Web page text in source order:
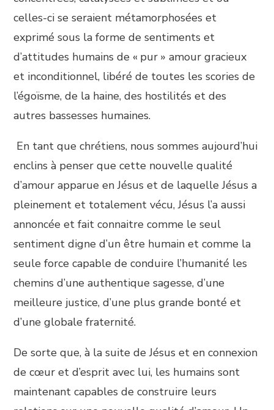
celles-ci se seraient métamorphosées et
exprimé sous la forme de sentiments et
d’attitudes humains de « pur » amour gracieux
et inconditionnel, libéré de toutes les scories de
l’égoïsme, de la haine, des hostilités et des
autres bassesses humaines.
En tant que chrétiens, nous sommes aujourd’hui
enclins à penser que cette nouvelle qualité
d’amour apparue en Jésus et de laquelle Jésus a
pleinement et totalement vécu, Jésus l’a aussi
annoncée et fait connaitre comme le seul
sentiment digne d’un être humain et comme la
seule force capable de conduire l’humanité les
chemins d’une authentique sagesse, d’une
meilleure justice, d’une plus grande bonté et
d’une globale fraternité.
De sorte que, à la suite de Jésus et en connexion
de cœur et d’esprit avec lui, les humains sont
maintenant capables de construire leurs